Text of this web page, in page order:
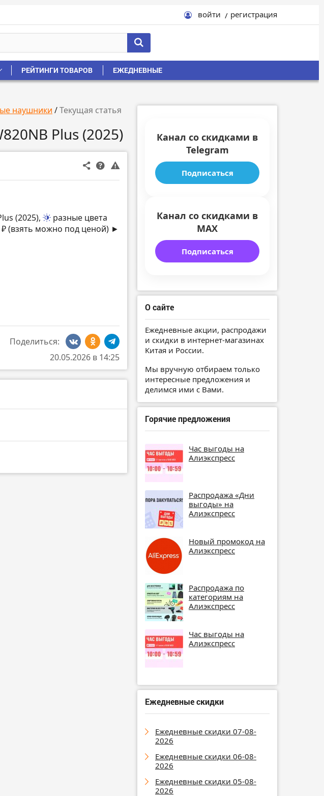
войти регистрация
РЕЙТИНГИ ТОВАРОВ ЕЖЕДНЕВНЫЕ
наушники /Текущая статья
Plus (2025)
(2025),
разные цвета
₽ (взять можно под ценой) ►
Поделиться:
20.05.2026 в 14:25
Канал со скидками в
Telegram
Подписаться
Канал со скидками в
MAX
Подписаться
О сайте
Ежедневные акции, распродажи
и скидки в интернет-магазинах
Китая и России.
Мы вручную отбираем только
интересные предложения и
делимся ими с Вами.
Горячие предложения
Час выгоды на
Алиэкспресс
Распродажа «Дни
выгоды» на
Алиэкспресс
Новый промокод на
Алиэкспресс
Распродажа по
категориям на
Алиэкспресс
Час выгоды на
Алиэкспресс
Ежедневные скидки
Ежедневные скидки 07-08-
2026
Ежедневные скидки 06-08-
2026
Ежедневные скидки 05-08-
2026